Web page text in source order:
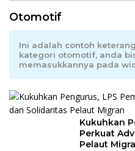
Otomotif
Ini adalah contoh
kategori otomotif, anda
memasukkannya pada
Kukuhkan
Perkuat
Pelaut